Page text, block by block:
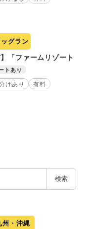
ッグラン
】「ファームリゾート
トあり
けあり
有料
検索
州・沖縄